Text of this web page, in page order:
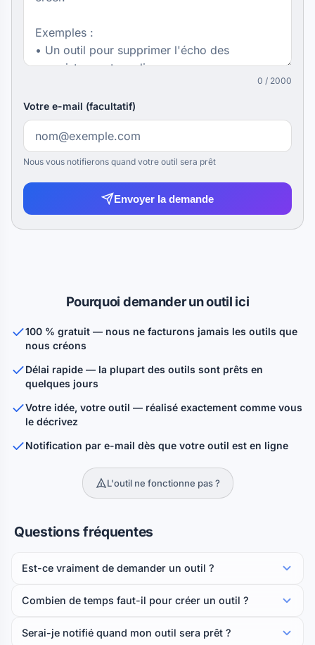
0 / 2000
Votre e-mail (facultatif)
Nous vous notifierons quand votre outil sera prêt
Envoyer la demande
Pourquoi demander un outil ici
100 % gratuit — nous ne facturons jamais les outils que
nous créons
Délai rapide — la plupart des outils sont prêts en
quelques jours
Votre idée, votre outil — réalisé exactement comme vous
le décrivez
Notification par e-mail dès que votre outil est en ligne
L'outil ne fonctionne pas ?
Questions fréquentes
Est-ce vraiment de demander un outil ?
Combien de temps faut-il pour créer un outil ?
Serai-je notifié quand mon outil sera prêt ?